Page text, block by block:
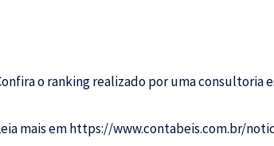
o ranking realizado por uma consultoria
mais emhttps://www.contabeis.com.br/